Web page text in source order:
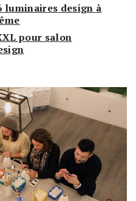
luminaires design à
pour salon